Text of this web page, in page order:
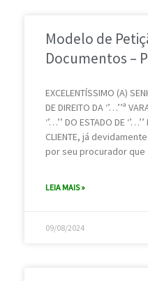
Modelo de
Documentos –
EXCELENTÍSSIMO (A)
DE DIREITO DA ‘’…’’ª
‘’…’’ DO ESTADO DE
CLIENTE, já
por seu procurador que
LEIA MAIS »
09/08/2024